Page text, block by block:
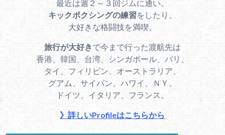
最近は週２～３回ジムに通い、
キックボクシングの練習をしたり、
大好きな格闘技を満喫。
旅行が大好きで今まで行った渡航先は
香港、韓国、台湾、シンガポール、バリ、
タイ、フィリピン、オーストラリア、
グアム、サイパン、ハワイ、ＮＹ、
ドイツ、イタリア、フランス。
》詳しいProfileはこちらから